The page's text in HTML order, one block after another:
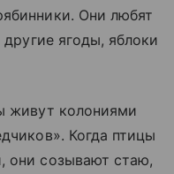
Они любят
ягоды, яблоки
живут колониями
Когда птицы
они созывают стаю,